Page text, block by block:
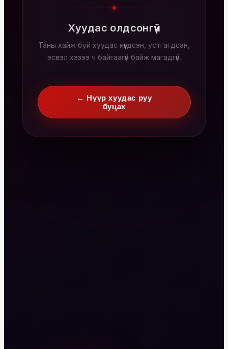
Хуудас олдсонгүй
Таны хайж буй хуудас нүүгдсэн, устгагдсан,
эсвэл хэзээ ч байгаагүй байж магадгүй.
← Нүүр хуудас руу
буцах